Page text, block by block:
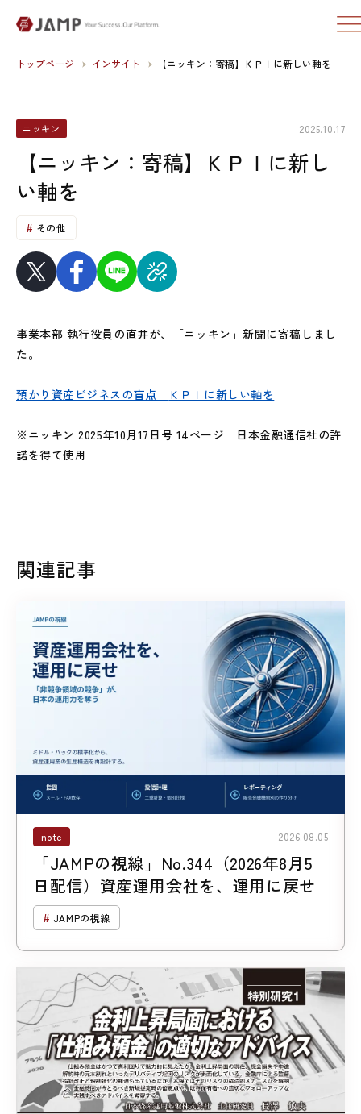
トップページ インサイト 【ニッキン：寄稿】ＫＰＩに新しい軸を
ニッキン 2025.10.17
【ニッキン：寄稿】ＫＰＩに新し
い軸を
その他
事業本部 執行役員の直井が、「ニッキン」新聞に寄稿しまし
た。
預かり資産ビジネスの盲点 ＫＰＩに新しい軸を
※ニッキン 2025年10月17日号 14ページ 日本金融通信社の許
諾を得て使用
関連記事
note 2026.08.05
「JAMPの視線」No.344（2026年8月5
日配信）資産運用会社を、運用に戻せ
JAMPの視線